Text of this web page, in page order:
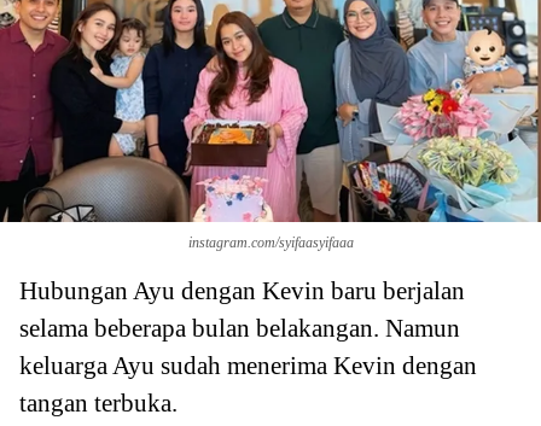
instagram.com/syifaasyifaaa
Hubungan Ayu dengan Kevin baru berjalan
selama beberapa bulan belakangan. Namun
keluarga Ayu sudah menerima Kevin dengan
tangan terbuka.